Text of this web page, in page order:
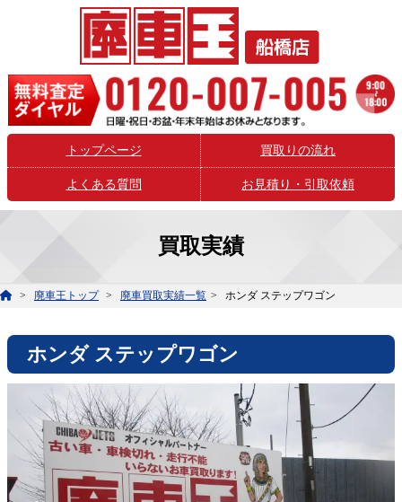
トップページ 買取りの流れ
よくある質問 お見積り・引取依頼
買取実績
廃車王トップ 廃車買取実績一覧 ホンダ ステップワゴン
ホンダ ステップワゴン